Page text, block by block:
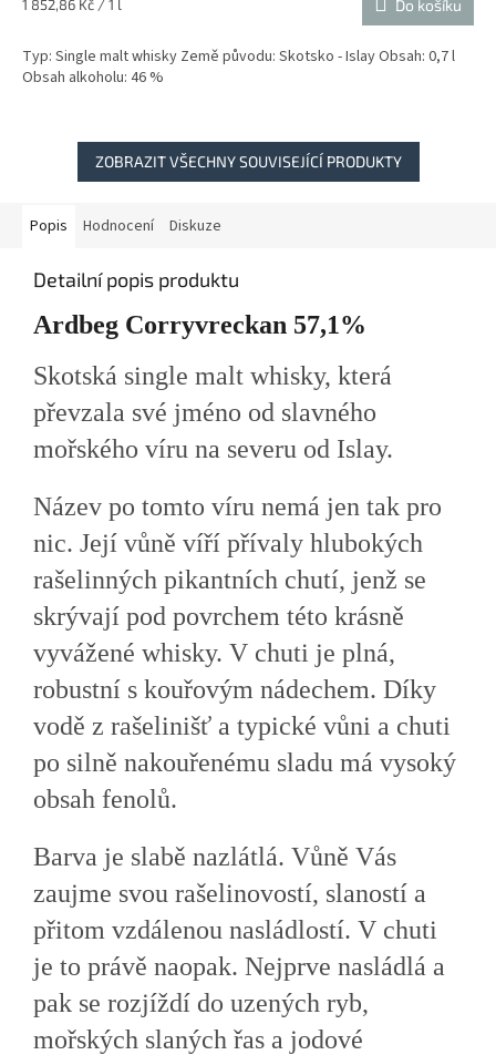
1 852,86 Kč / 1 l Do košíku
Typ: Single malt whisky Země původu: Skotsko - Islay Obsah: 0,7 l
Obsah alkoholu: 46 %
ZOBRAZIT VŠECHNY SOUVISEJÍCÍ PRODUKTY
Popis Hodnocení Diskuze
Detailní popis produktu
Ardbeg Corryvreckan 57,1%
Skotská single malt whisky, která
převzala své jméno od slavného
mořského víru na severu od Islay.
Název po tomto víru nemá jen tak pro
nic. Její vůně víří přívaly hlubokých
rašelinných pikantních chutí, jenž se
skrývají pod povrchem této krásně
vyvážené whisky. V chuti je plná,
robustní s kouřovým nádechem. Díky
vodě z rašelinišť a typické vůni a chuti
po silně nakouřenému sladu má vysoký
obsah fenolů.
Barva je slabě nazlátlá. Vůně Vás
zaujme svou rašelinovostí, slaností a
přitom vzdálenou nasládlostí. V chuti
je to právě naopak. Nejprve nasládlá a
pak se rozjíždí do uzených ryb,
mořských slaných řas a jodové